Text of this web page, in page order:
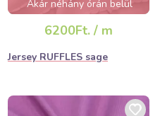
Akár néhány órán belül
elfogyhat!
6200Ft. / m
Jersey RUFFLES sage